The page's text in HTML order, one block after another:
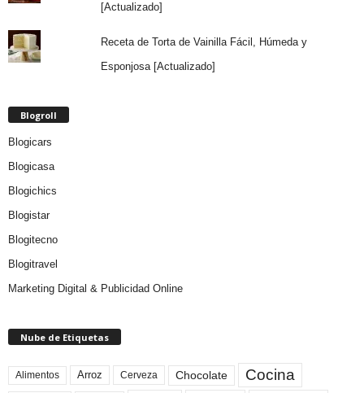
[Actualizado]
Receta de Torta de Vainilla Fácil, Húmeda y
Esponjosa [Actualizado]
Blogroll
Blogicars
Blogicasa
Blogichics
Blogistar
Blogitecno
Blogitravel
Marketing Digital & Publicidad Online
Nube de Etiquetas
Alimentos Arroz Cerveza Chocolate Cocina